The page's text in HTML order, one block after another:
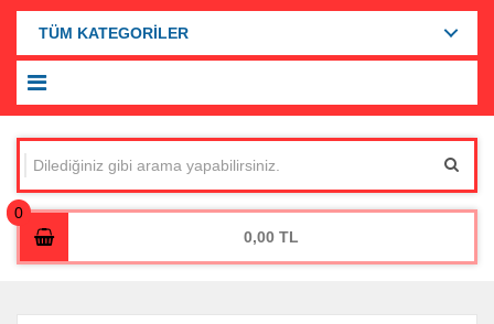
0,00
TÜM KATEGORİLER